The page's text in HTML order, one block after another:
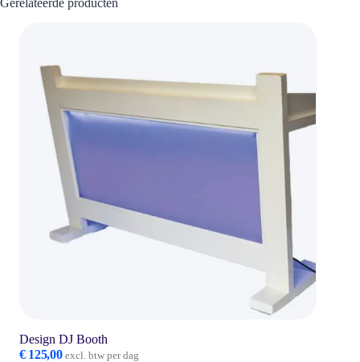
Design DJ Booth
€125,00 excl. btw per dag